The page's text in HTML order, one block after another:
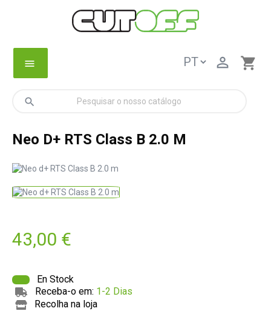
menu shopping_cart

search
Neo D+ RTS Class B 2.0 M
43,00 €
En Stock
Receba-o em: 1-2 Dias
Recolha na loja